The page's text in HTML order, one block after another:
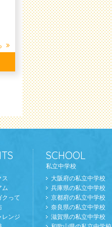
ス
ム
クって
レンジ
SCHOOL
私立中学校
大阪府の私立中学校
兵庫県の私立中学校
京都府の私立中学校
奈良県の私立中学校
滋賀県の私立中学校